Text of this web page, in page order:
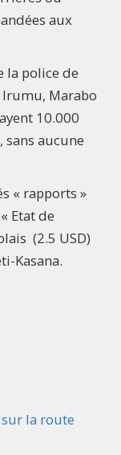
aux
la police de
Marabo
10.000
sans aucune
« rapports »
Etat de
(2.5 USD)
Kasana.
la route